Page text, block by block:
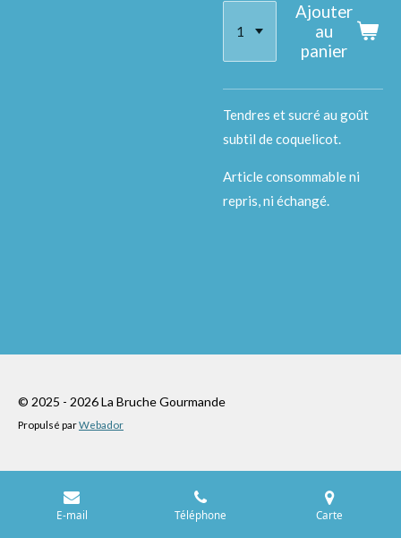
Ajouter
au
panier
Tendres et sucré au goût
subtil de coquelicot.
Article consommable ni
repris, ni échangé.
© 2025 - 2026 La Bruche Gourmande
Propulsé parWebador
E-mail Téléphone Carte